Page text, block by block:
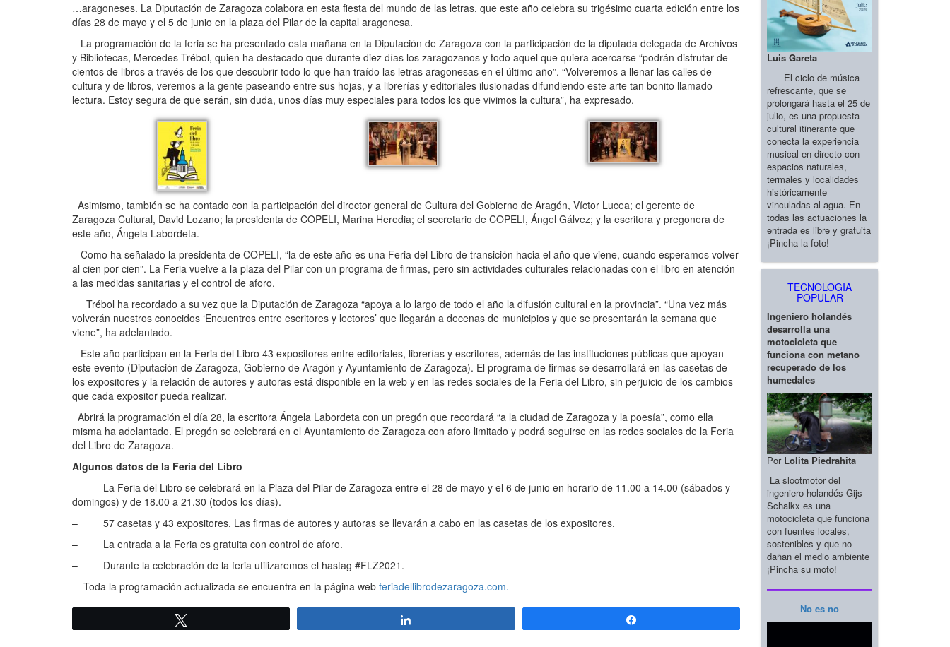
…aragoneses. La Diputación de Zaragoza colabora en esta fiesta del mundo de las letras, que este año celebra su trigésimo cuarta edición entre los
días 28 de mayo y el 5 de junio en la plaza del Pilar de la capital aragonesa.
La programación de la feria se ha presentado esta mañana en la Diputación de Zaragoza con la participación de la diputada delegada de Archivos
y Bibliotecas, Mercedes Trébol, quien ha destacado que durante diez días los zaragozanos y todo aquel que quiera acercarse “podrán disfrutar de
cientos de libros a través de los que descubrir todo lo que han traído las letras aragonesas en el último año”. “Volveremos a llenar las calles de
cultura y de libros, veremos a la gente paseando entre sus hojas, y a librerías y editoriales ilusionadas difundiendo este arte tan bonito llamado
lectura. Estoy segura de que serán, sin duda, unos días muy especiales para todos los que vivimos la cultura”, ha expresado.
Asimismo, también se ha contado con la participación del director general de Cultura del Gobierno de Aragón, Víctor Lucea; el gerente de
Zaragoza Cultural, David Lozano; la presidenta de COPELI, Marina Heredia; el secretario de COPELI, Ángel Gálvez; y la escritora y pregonera de
este año, Ángela Labordeta.
Como ha señalado la presidenta de COPELI, “la de este año es una Feria del Libro de transición hacia el año que viene, cuando esperamos volver
al cien por cien”. La Feria vuelve a la plaza del Pilar con un programa de firmas, pero sin actividades culturales relacionadas con el libro en atención
a las medidas sanitarias y el control de aforo.
Trébol ha recordado a su vez que la Diputación de Zaragoza “apoya a lo largo de todo el año la difusión cultural en la provincia”. “Una vez más
volverán nuestros conocidos ‘Encuentros entre escritores y lectores’ que llegarán a decenas de municipios y que se presentarán la semana que
viene”, ha adelantado.
Este año participan en la Feria del Libro 43 expositores entre editoriales, librerías y escritores, además de las instituciones públicas que apoyan
este evento (Diputación de Zaragoza, Gobierno de Aragón y Ayuntamiento de Zaragoza). El programa de firmas se desarrollará en las casetas de
los expositores y la relación de autores y autoras está disponible en la web y en las redes sociales de la Feria del Libro, sin perjuicio de los cambios
que cada expositor pueda realizar.
Abrirá la programación el día 28, la escritora Ángela Labordeta con un pregón que recordará “a la ciudad de Zaragoza y la poesía”, como ella
misma ha adelantado. El pregón se celebrará en el Ayuntamiento de Zaragoza con aforo limitado y podrá seguirse en las redes sociales de la Feria
del Libro de Zaragoza.
Algunos datos de la Feria del Libro
– La Feria del Libro se celebrará en la Plaza del Pilar de Zaragoza entre el 28 de mayo y el 6 de junio en horario de 11.00 a 14.00 (sábados y
domingos) y de 18.00 a 21.30 (todos los días).
– 57 casetas y 43 expositores. Las firmas de autores y autoras se llevarán a cabo en las casetas de los expositores.
– La entrada a la Feria es gratuita con control de aforo.
– Durante la celebración de la feria utilizaremos el hastag #FLZ2021.
– Toda la programación actualizada se encuentra en la página web feriadellibrodezaragoza.com.
Luis Gareta
El ciclo de música
refrescante, que se
prolongará hasta el 25 de
julio, es una propuesta
cultural itinerante que
conecta la experiencia
musical en directo con
espacios naturales,
termales y localidades
históricamente
vinculadas al agua. En
todas las actuaciones la
entrada es libre y gratuita
¡Pincha la foto!
TECNOLOGIA
POPULAR
Ingeniero holandés
desarrolla una
motocicleta que
funciona con metano
recuperado de los
humedales
Por Lolita Piedrahita
La slootmotor del
ingeniero holandés Gijs
Schalkx es una
motocicleta que funciona
con fuentes locales,
sostenibles y que no
dañan el medio ambiente
¡Pincha su moto!
No es no